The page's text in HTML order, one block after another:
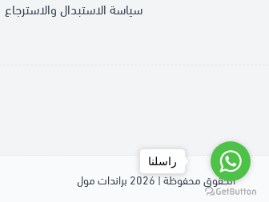
سياسة الاستبدال والاسترجاع
الحقوق محفوظة | 2026 براندات مول
راسلنا